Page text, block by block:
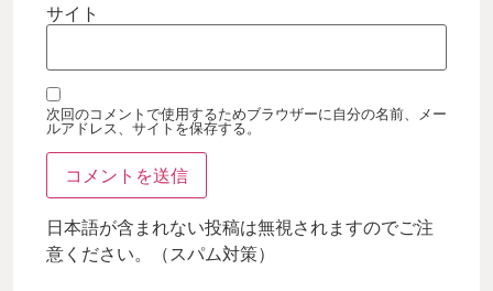
サイト
次回のコメントで使用するためブラウザーに自分の名前、メー
ルアドレス、サイトを保存する。
日本語が含まれない投稿は無視されますのでご注
意ください。（スパム対策）